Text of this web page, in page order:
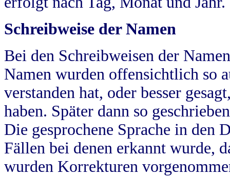
Schreibweise der Namen
Bei den Schreibweisen der
Namen wurden offensichtlich so
verstanden hat, oder besser
haben. Später dann so
Die gesprochene Sprache in
Fällen bei denen erkannt wurde,
wurden Korrekturen